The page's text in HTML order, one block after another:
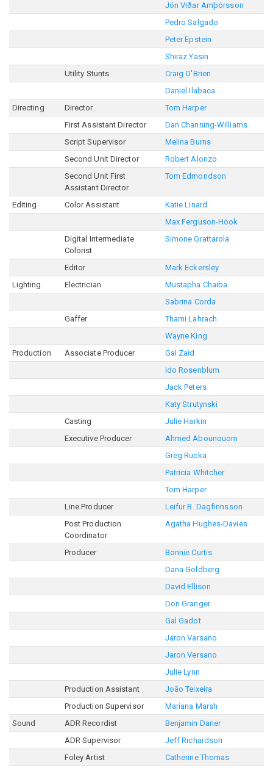
Jón Viðar Arnþórsson
Pedro Salgado
Peter Epstein
Shiraz Yasin
Utility Stunts
Craig O'Brien
Daniel Ilabaca
Directing
Director
Tom Harper
First Assistant Director
Dan Channing-Williams
Script Supervisor
Melina Burns
Second Unit Director
Robert Alonzo
Second Unit First
Assistant Director
Tom Edmondson
Editing Color Assistant
Katie Linard
Max Ferguson-Hook
Digital Intermediate
Colorist
Simone Grattarola
Editor
Mark Eckersley
Lighting
Electrician
Mustapha Chaiba
Sabrina Corda
Gaffer
Thami Lahrach
Wayne King
Production
Associate Producer
Gal Zaid
Ido Rosenblum
Jack Peters
Katy Strutynski
Casting
Julie Harkin
Executive Producer
Ahmed Abounouom
Greg Rucka
Patricia Whitcher
Tom Harper
Line Producer
Leifur B. Dagfinnsson
Post Production
Coordinator
Agatha Hughes-Davies
Producer
Bonnie Curtis
Dana Goldberg
David Ellison
Don Granger
Gal Gadot
Jaron Varsano
Jaron Versano
Julie Lynn
Production Assistant
João Teixeira
Production Supervisor
Mariana Marsh
Sound
ADR Recordist
Benjamin Darier
ADR Supervisor
Jeff Richardson
Foley Artist
Catherine Thomas